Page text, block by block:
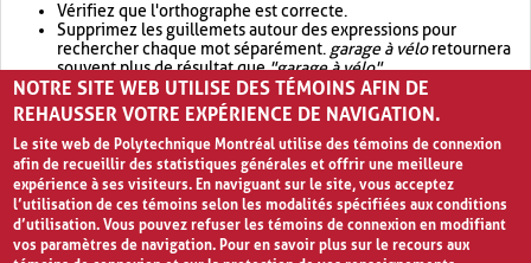
Vérifiez que l'orthographe est correcte.
Supprimez les guillemets autour des expressions pour
rechercher chaque mot séparément. garage à véloretournera
souvent plus de résultat que"garage à vélo".
Envisagez d'élargir votre recherche avec OR.garage OR vélo
retournera souvent plus de résultat quegarage à vélo
NOTRE SITE WEB UTILISE DES TÉMOINS AFIN DE
REHAUSSER VOTRE EXPÉRIENCE DE NAVIGATION.
Le site web de Polytechnique Montréal utilise des témoins de connexion
afin de recueillir des statistiques générales et offrir une meilleure
expérience à ses visiteurs. En naviguant sur le site, vous acceptez
l’utilisation de ces témoins selon les modalités spécifiées aux conditions
d’utilisation. Vous pouvez refuser les témoins de connexion en modifiant
vos paramètres de navigation. Pour en savoir plus sur le recours aux